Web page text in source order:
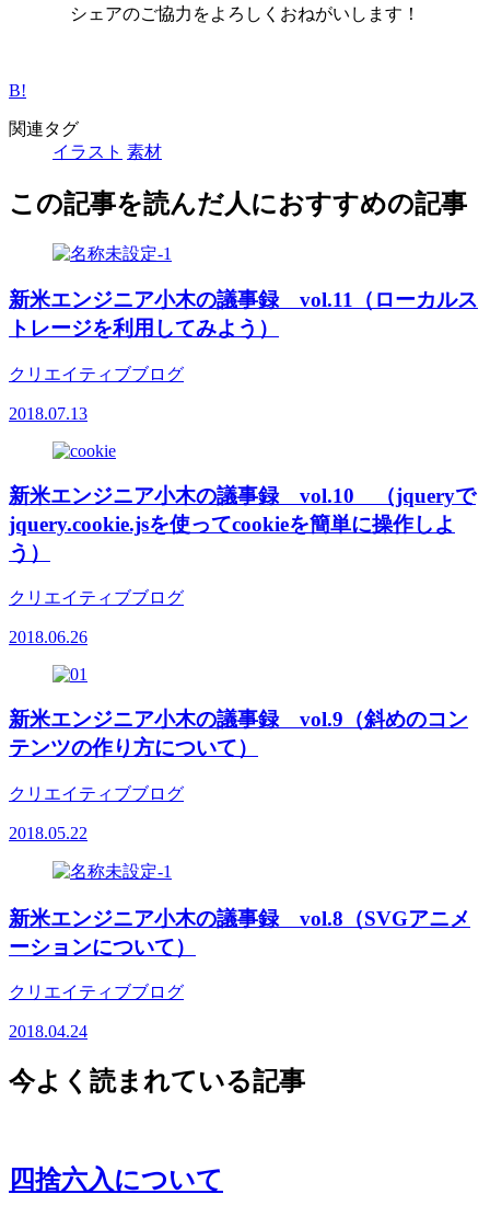
シェアのご協力をよろしくおねがいします！
B!
関連タグ
イラスト 素材
この記事を読んだ人におすすめの記事
新米エンジニア小木の議事録 vol.11（ローカルス
トレージを利用してみよう）
クリエイティブブログ
2018.07.13
新米エンジニア小木の議事録 vol.10 （jqueryで
jquery.cookie.jsを使ってcookieを簡単に操作しよ
う）
クリエイティブブログ
2018.06.26
新米エンジニア小木の議事録 vol.9（斜めのコン
テンツの作り方について）
クリエイティブブログ
2018.05.22
新米エンジニア小木の議事録 vol.8（SVGアニメ
ーションについて）
クリエイティブブログ
2018.04.24
今よく読まれている記事
四捨六入について